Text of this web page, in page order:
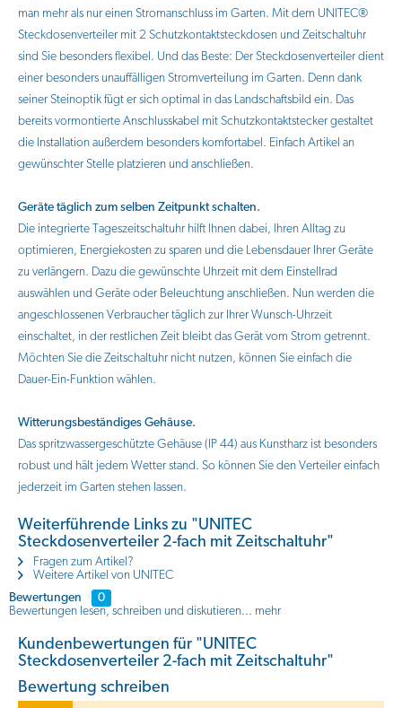
man mehr als nur einen Stromanschluss im Garten. Mit dem UNITEC®
Steckdosenverteiler mit 2 Schutzkontaktsteckdosen und Zeitschaltuhr
sind Sie besonders flexibel. Und das Beste: Der Steckdosenverteiler dient
einer besonders unauffälligen Stromverteilung im Garten. Denn dank
seiner Steinoptik fügt er sich optimal in das Landschaftsbild ein. Das
bereits vormontierte Anschlusskabel mit Schutzkontaktstecker gestaltet
die Installation außerdem besonders komfortabel. Einfach Artikel an
gewünschter Stelle platzieren und anschließen.
Geräte täglich zum selben Zeitpunkt schalten.
Die integrierte Tageszeitschaltuhr hilft Ihnen dabei, Ihren Alltag zu
optimieren, Energiekosten zu sparen und die Lebensdauer Ihrer Geräte
zu verlängern. Dazu die gewünschte Uhrzeit mit dem Einstellrad
auswählen und Geräte oder Beleuchtung anschließen. Nun werden die
angeschlossenen Verbraucher täglich zur Ihrer Wunsch-Uhrzeit
einschaltet, in der restlichen Zeit bleibt das Gerät vom Strom getrennt.
Möchten Sie die Zeitschaltuhr nicht nutzen, können Sie einfach die
Dauer-Ein-Funktion wählen.
Witterungsbeständiges Gehäuse.
Das spritzwassergeschützte Gehäuse (IP 44) aus Kunstharz ist besonders
robust und hält jedem Wetter stand. So können Sie den Verteiler einfach
jederzeit im Garten stehen lassen.
Weiterführende Links zu "UNITEC
Steckdosenverteiler 2-fach mit Zeitschaltuhr"
Fragen zum Artikel?
Weitere Artikel von UNITEC
Bewertungen
0
Bewertungen lesen, schreiben und diskutieren... mehr
Kundenbewertungen für "UNITEC
Steckdosenverteiler 2-fach mit Zeitschaltuhr"
Bewertung schreiben